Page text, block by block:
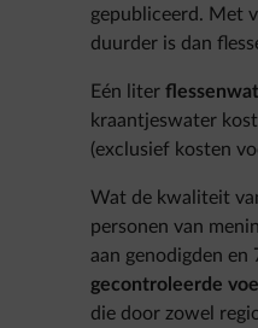
gepubliceerd. Met
duurder is dan
Eén liter
kraantjeswater
(exclusief kosten
Wat de kwaliteit
personen van
aan genodigden en
gecontroleerde
die door zowel